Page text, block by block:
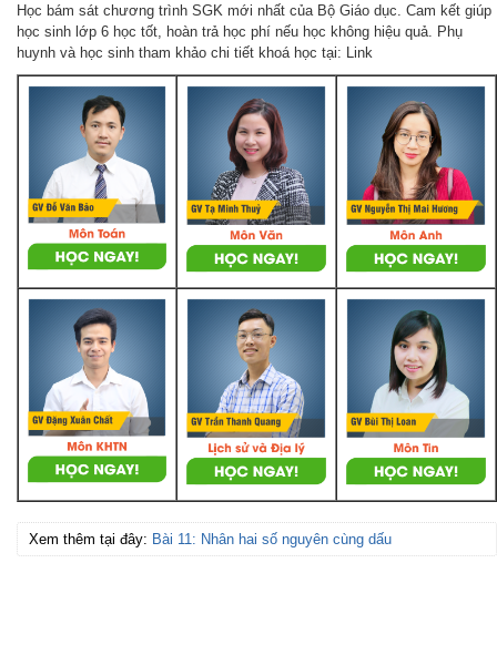
Học bám sát chương trình SGK mới nhất của Bộ Giáo dục. Cam kết giúp
học sinh lớp 6 học tốt, hoàn trả học phí nếu học không hiệu quả. Phụ
huynh và học sinh tham khảo chi tiết khoá học tại: Link
Xem thêm tại đây: Bài 11: Nhân hai số nguyên cùng dấu